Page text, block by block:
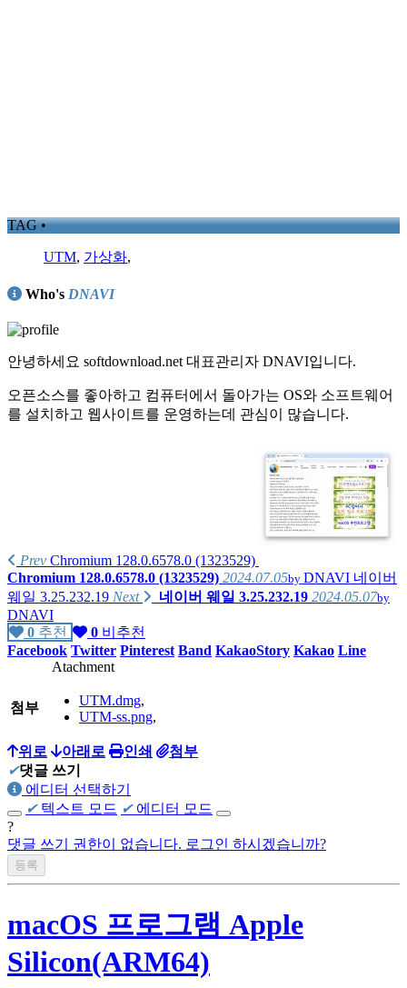
TAG •
UTM, 가상화,
Who's DNAVI
안녕하세요 softdownload.net 대표관리자 DNAVI입니다.
오픈소스를 좋아하고 컴퓨터에서 돌아가는 OS와 소프트웨어
를 설치하고 웹사이트를 운영하는데 관심이 많습니다.
(Intel i7-4790K, ASUS MAXIMUS Ranger Vii,
AMD Radeon R290),
homebuilt computer(AMD Phenom X4 630, GIGABYTE GA-61P-
S3, NVIDIA GT8600),
Apple iMac 2009 late(Intel E7600)
Apple MacMini 2018(Intel i5-8500B, A1993)
homebuilt computer(AMD Ryzen 5700x3d, Asrock B450 Steel
Legend, Intel A770)
Beelink SER 7 (AMD Ryzen 7840HS)
Firebat S1(Intel N100)
Notebook :
Acer Swift 14 AI 2024(Qualcomm SnapDragon X Plus X1P4200)
Lenovo LEGION 5 Pro 16ACH R7 STORM (AMD R7-5800H,
NVIDIA RTX3060 laptop)
Lenovo Thinkpad T420s(Intel i5-2540M)
Prev Chromium 128.0.6578.0 (1323529)
Chromium 128.0.6578.0 (1323529) 2024.07.05by DNAVI 네이버
웨일 3.25.232.19 Next 네이버 웨일 3.25.232.19 2024.05.07by
DNAVI
0 추천 0 비추천
Facebook Twitter Pinterest Band KakaoStory Kakao Line
Atachment
첨부 UTM.dmg,
UTM-ss.png,
위로 아래로 인쇄
첨부
✔댓글 쓰기
에디터 선택하기
✔ 텍스트 모드 ✔ 에디터 모드
?
댓글 쓰기 권한이 없습니다. 로그인 하시겠습니까?
macOS 프로그램 Apple
Silicon(ARM64)